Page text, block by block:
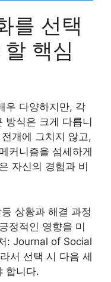
를 선택
핵심
우 다양하지만, 각
방식은 크게 다릅니
개에 그치지 않고,
커니즘을 섬세하게
자신의 경험과 비
상황과 해결 과정
정적인 영향을 미
: Journal of Social
서 선택 시 다음 세
합니다.